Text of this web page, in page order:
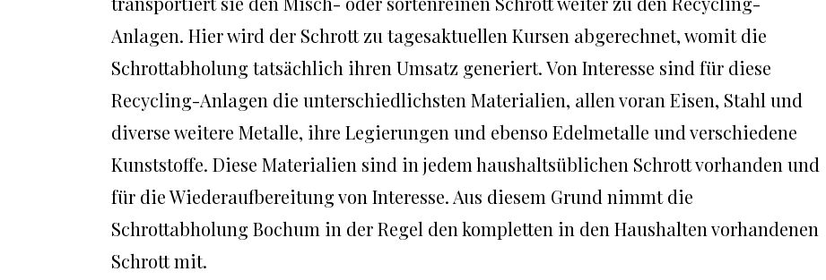
Anlagen. Hier wird der Schrott zu tagesaktuellen Kursen abgerechnet, womit die
Schrottabholung tatsächlich ihren Umsatz generiert. Von Interesse sind für diese
Recycling-Anlagen die unterschiedlichsten Materialien, allen voran Eisen, Stahl und
diverse weitere Metalle, ihre Legierungen und ebenso Edelmetalle und verschiedene
Kunststoffe. Diese Materialien sind in jedem haushaltsüblichen Schrott vorhanden und
für die Wiederaufbereitung von Interesse. Aus diesem Grund nimmt die
Schrottabholung Bochum in der Regel den kompletten in den Haushalten vorhandenen
Schrott mit.